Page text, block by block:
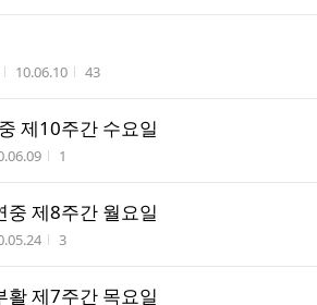
작성시간
10.06.10 조회수
43
제10주간 수요일
시간 조회수
1
제8주간 월요일
시간 조회수
3
제7주간 목요일